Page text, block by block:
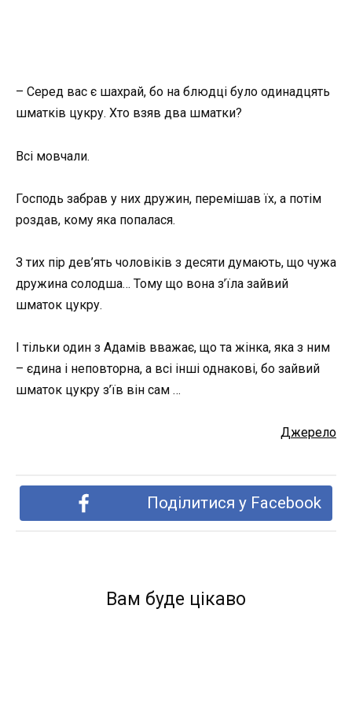
– Серед вас є шахрай, бо на блюдці було одинадцять
шматків цукру. Хто взяв два шматки?
Всі мовчали.
Господь забрав у них дружин, перемішав їх, а потім
роздав, кому яка попалася.
З тих пір дев’ять чоловіків з десяти думають, що чужа
дружина солодша… Тому що вона з’їла зайвий
шматок цукру.
І тільки один з Адамів вважає, що та жінка, яка з ним
– єдина і неповторна, а всі інші однакові, бо зайвий
шматок цукру з’їв він сам …
Джерело
Поділитися у Facebook
Вам буде цікаво